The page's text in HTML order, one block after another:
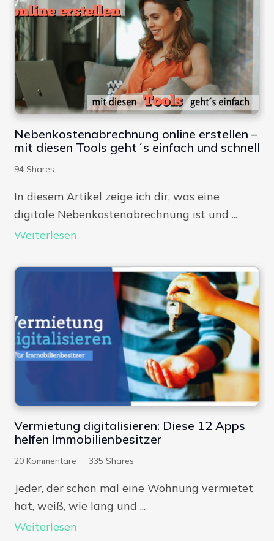
Nebenkostenabrechnung online erstellen –
mit diesen Tools geht´s einfach und schnell
94 Shares
In diesem Artikel zeige ich dir, was eine
digitale Nebenkostenabrechnung ist und ...
Weiterlesen
Vermietung digitalisieren: Diese 12 Apps
helfen Immobilienbesitzer
20 Kommentare 335 Shares
Jeder, der schon mal eine Wohnung vermietet
hat, weiß, wie lang und ...
Weiterlesen